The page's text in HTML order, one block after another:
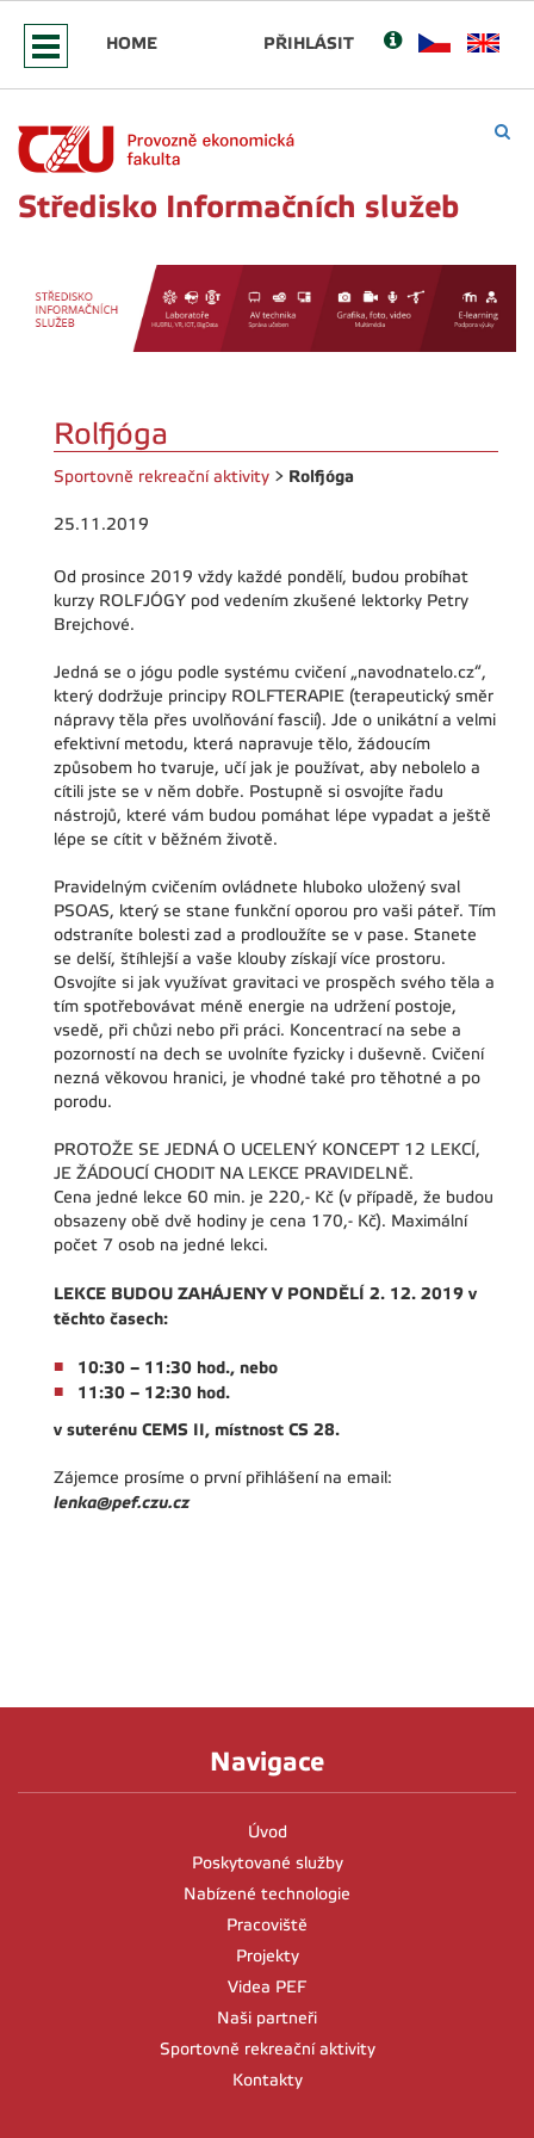
HOME PŘIHLÁSIT
Středisko Informačních služeb
Rolfjóga
Sportovně rekreační aktivity > Rolfjóga
25.11.2019
Od prosince 2019 vždy každé pondělí, budou probíhat
kurzy ROLFJÓGY pod vedením zkušené lektorky Petry
Brejchové.
Jedná se o jógu podle systému cvičení „navodnatelo.cz“,
který dodržuje principy ROLFTERAPIE (terapeutický směr
nápravy těla přes uvolňování fascií). Jde o unikátní a velmi
efektivní metodu, která napravuje tělo, žádoucím
způsobem ho tvaruje, učí jak je používat, aby nebolelo a
cítili jste se v něm dobře. Postupně si osvojíte řadu
nástrojů, které vám budou pomáhat lépe vypadat a ještě
lépe se cítit v běžném životě.
Pravidelným cvičením ovládnete hluboko uložený sval
PSOAS, který se stane funkční oporou pro vaši páteř. Tím
odstraníte bolesti zad a prodloužíte se v pase. Stanete
se delší, štíhlejší a vaše klouby získají více prostoru.
Osvojíte si jak využívat gravitaci ve prospěch svého těla a
tím spotřebovávat méně energie na udržení postoje,
vsedě, při chůzi nebo při práci. Koncentrací na sebe a
pozorností na dech se uvolníte fyzicky i duševně. Cvičení
nezná věkovou hranici, je vhodné také pro těhotné a po
porodu.
PROTOŽE SE JEDNÁ O UCELENÝ KONCEPT 12 LEKCÍ,
JE ŽÁDOUCÍ CHODIT NA LEKCE PRAVIDELNĚ.
Cena jedné lekce 60 min. je 220,- Kč (v případě, že budou
obsazeny obě dvě hodiny je cena 170,- Kč). Maximální
počet 7 osob na jedné lekci.
LEKCE BUDOU ZAHÁJENY V PONDĚLÍ 2. 12. 2019 v
těchto časech:
10:30 – 11:30 hod., nebo
11:30 – 12:30 hod.
v suterénu CEMS II, místnost CS 28.
Zájemce prosíme o první přihlášení na email:
lenka@pef.czu.cz
Navigace
Úvod
Poskytované služby
Nabízené technologie
Pracoviště
Projekty
Videa PEF
Naši partneři
Sportovně rekreační aktivity
Kontakty